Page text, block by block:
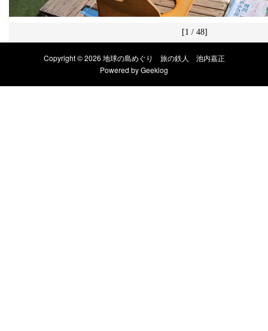
[1 / 48]
Copyright © 2026 地球の島めぐり 旅の鉄人 池内嘉正
Powered byGeeklog